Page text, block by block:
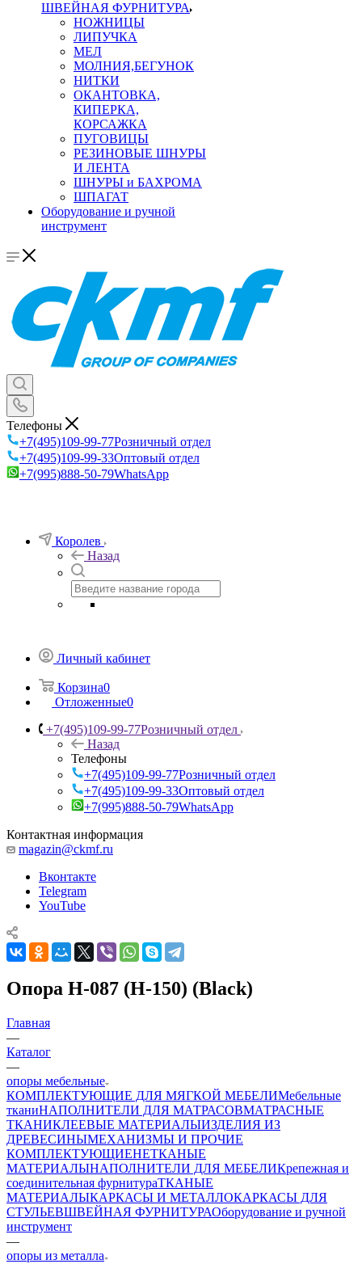
ШВЕЙНАЯ ФУРНИТУРА
НОЖНИЦЫ
ЛИПУЧКА
МЕЛ
МОЛНИЯ,БЕГУНОК
НИТКИ
ОКАНТОВКА,
КИПЕРКА,
КОРСАЖКА
ПУГОВИЦЫ
РЕЗИНОВЫЕ ШНУРЫ
И ЛЕНТА
ШНУРЫ и БАХРОМА
ШПАГАТ
Оборудование и ручной
инструмент
Телефоны
+7(495)109-99-77Розничный отдел
+7(495)109-99-33Оптовый отдел
+7(995)888-50-79WhatsApp
Королев
Назад
Личный кабинет
Корзина0
Отложенные0
+7(495)109-99-77Розничный отдел
Назад
Телефоны
+7(495)109-99-77Розничный отдел
+7(495)109-99-33Оптовый отдел
+7(995)888-50-79WhatsApp
Контактная информация
magazin@ckmf.ru
Вконтакте
Telegram
YouTube
Опора Н-087 (H-150) (Black)
Главная
—
Каталог
—
опоры мебельные
КОМПЛЕКТУЮЩИЕ ДЛЯ МЯГКОЙ МЕБЕЛИМебельные
тканиНАПОЛНИТЕЛИ ДЛЯ МАТРАСОВМАТРАСНЫЕ
ТКАНИКЛЕЕВЫЕ МАТЕРИАЛЫИЗДЕЛИЯ ИЗ
ДРЕВЕСИНЫМЕХАНИЗМЫ И ПРОЧИЕ
КОМПЛЕКТУЮЩИЕНЕТКАНЫЕ
МАТЕРИАЛЫНАПОЛНИТЕЛИ ДЛЯ МЕБЕЛИКрепежная и
соединительная фурнитураТКАНЫЕ
МАТЕРИАЛЫКАРКАСЫ И МЕТАЛЛОКАРКАСЫ ДЛЯ
СТУЛЬЕВШВЕЙНАЯ ФУРНИТУРАОборудование и ручной
инструмент
—
опоры из металла